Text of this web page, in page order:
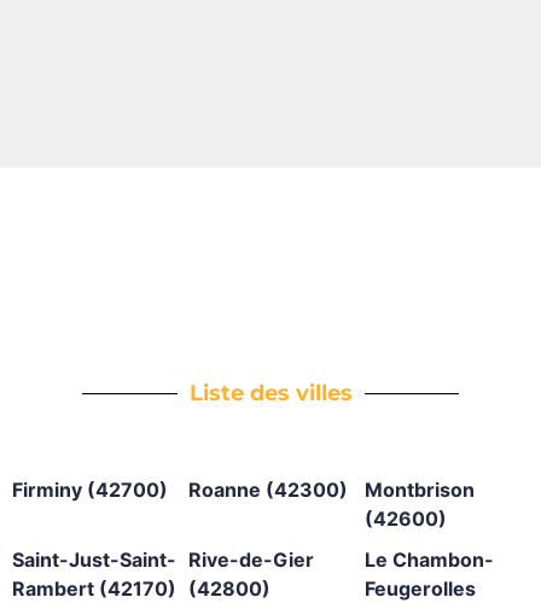
Liste des villes
Firminy (42700) Roanne (42300)
Montbrison
(42600)
Saint-Just-Saint-
Rambert (42170)
Rive-de-Gier
(42800)
Le Chambon-
Feugerolles